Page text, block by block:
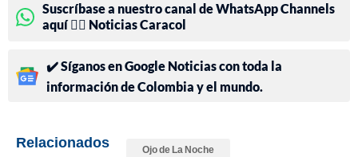
Suscríbase a nuestro canal de WhatsApp Channels
aquí 👉🏻 Noticias Caracol
✔️ Síganos en Google Noticias con toda la
información de Colombia y el mundo.
Relacionados Ojo de La Noche